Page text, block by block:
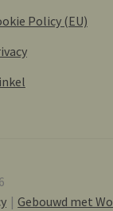
Policy (EU)
Gebouwd met